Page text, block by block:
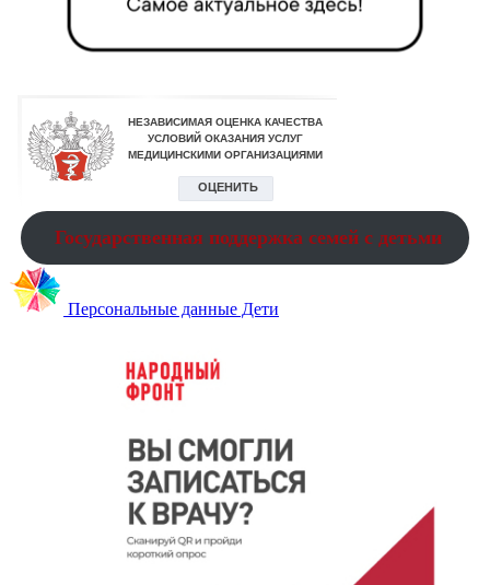
Государственная поддержка семей с детьми
Персональные данные Дети